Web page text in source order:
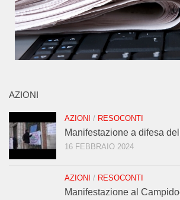
AZIONI
AZIONI / RESOCONTI
Manifestazione a difesa
16 FEBBRAIO 2024
AZIONI / RESOCONTI
Manifestazione al